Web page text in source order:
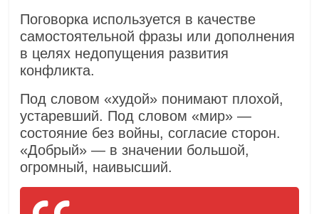
Поговорка используется в качестве
самостоятельной фразы или дополнения
в целях недопущения развития
конфликта.
Под словом «худой» понимают плохой,
устаревший. Под словом «мир» —
состояние без войны, согласие сторон.
«Добрый» — в значении большой,
огромный, наивысший.